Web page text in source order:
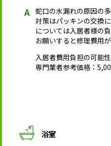
蛇口の水漏れの原因の
対策はパッキンの交換
については入居者様の
お願いすると修理費用が
入居者費用負担の可能
専門業者参考価格：
浴室